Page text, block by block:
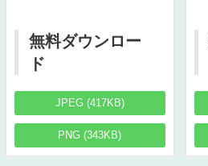
無料ダウンロー
ド
JPEG (417KB)
PNG (343KB)